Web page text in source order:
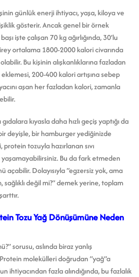
günlük enerji ihtiyacı, yaşa, kiloya ve
gösterir. Ancak genel bir örnek
işte çalışan 70 kg ağırlığında, 30’lu
ortalama 1800-2000 kalori civarında
Bu kişinin alışkanlıklarına fazladan
200-400 kalori artışına sebep
aşan her fazladan kalori, zamanla
gıdalara kıyasla daha hızlı geçiş yaptığı da
deyişle, bir hamburger yediğinizde
tozuyla hazırlanan sıvı
yaşamayabilirsiniz. Bu da fark etmeden
açabilir. Dolayısıyla “egzersiz yok, ama
değil mi?” demek yerine, toplam
Tozu Yağ Dönüşümüne Neden
sorusu, aslında biraz yanlış
molekülleri doğrudan “yağ”a
ihtiyacından fazla alındığında, bu fazlalık